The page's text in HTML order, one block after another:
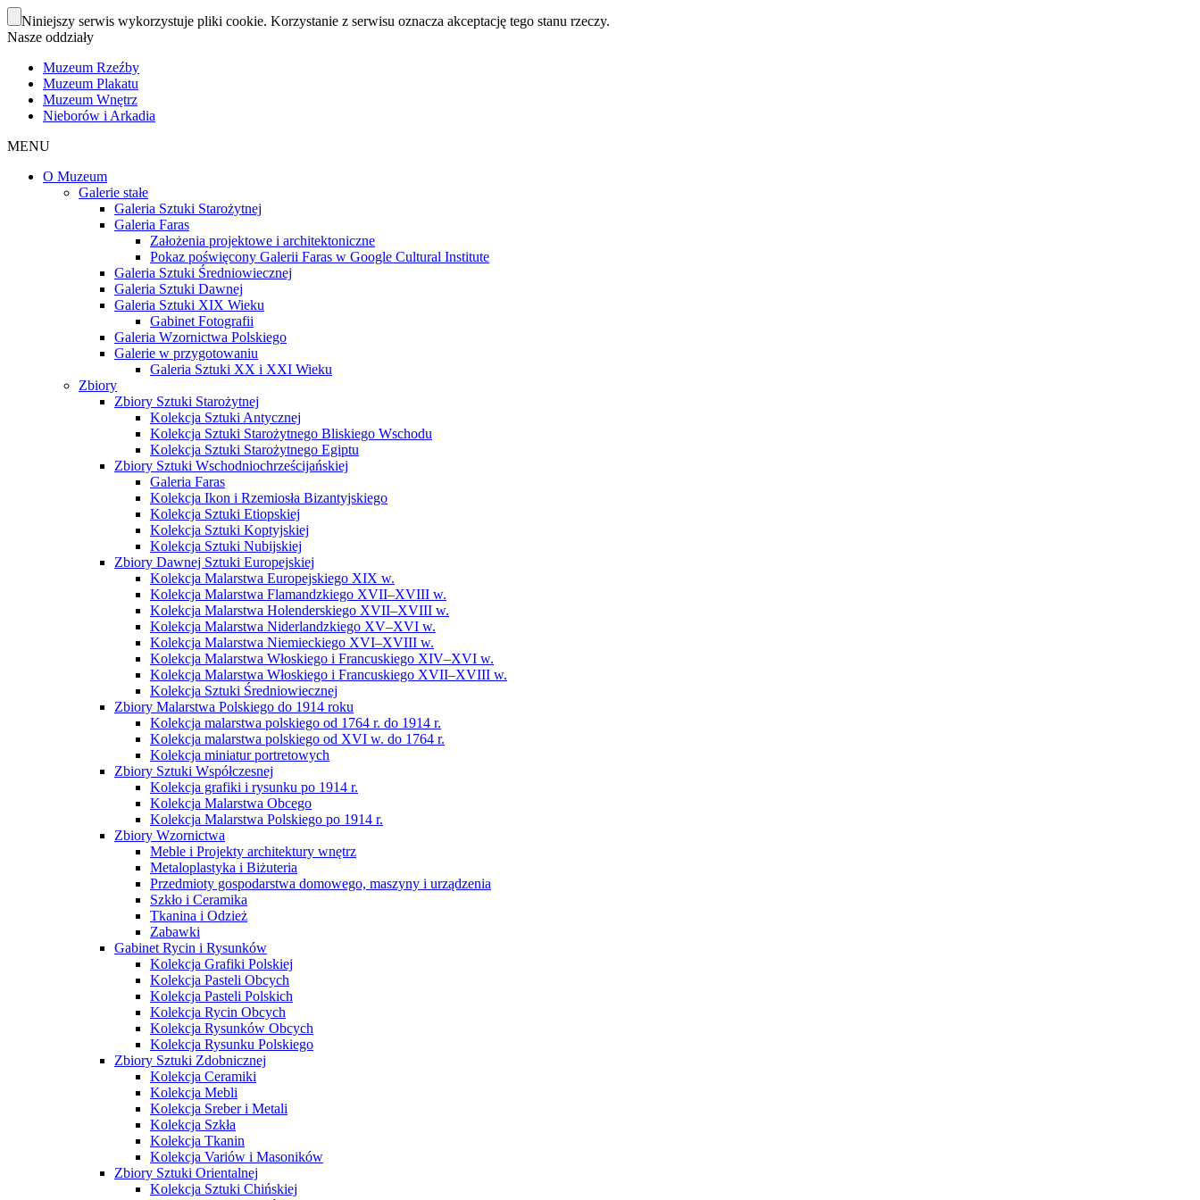
Niniejszy serwis wykorzystuje pliki cookie. Korzystanie z serwisu oznacza akceptację tego stanu rzeczy.
Nasze oddziały
Muzeum Rzeźby
Muzeum Plakatu
Muzeum Wnętrz
Nieborów i Arkadia
MENU
O Muzeum
Galerie stałe
Galeria Sztuki Starożytnej
Galeria Faras
Założenia projektowe i architektoniczne
Pokaz poświęcony Galerii Faras w Google Cultural Institute
Galeria Sztuki Średniowiecznej
Galeria Sztuki Dawnej
Galeria Sztuki XIX Wieku
Gabinet Fotografii
Galeria Wzornictwa Polskiego
Galerie w przygotowaniu
Galeria Sztuki XX i XXI Wieku
Zbiory
Zbiory Sztuki Starożytnej
Kolekcja Sztuki Antycznej
Kolekcja Sztuki Starożytnego Bliskiego Wschodu
Kolekcja Sztuki Starożytnego Egiptu
Zbiory Sztuki Wschodniochrześcijańskiej
Galeria Faras
Kolekcja Ikon i Rzemiosła Bizantyjskiego
Kolekcja Sztuki Etiopskiej
Kolekcja Sztuki Koptyjskiej
Kolekcja Sztuki Nubijskiej
Zbiory Dawnej Sztuki Europejskiej
Kolekcja Malarstwa Europejskiego XIX w.
Kolekcja Malarstwa Flamandzkiego XVII–XVIII w.
Kolekcja Malarstwa Holenderskiego XVII–XVIII w.
Kolekcja Malarstwa Niderlandzkiego XV–XVI w.
Kolekcja Malarstwa Niemieckiego XVI–XVIII w.
Kolekcja Malarstwa Włoskiego i Francuskiego XIV–XVI w.
Kolekcja Malarstwa Włoskiego i Francuskiego XVII–XVIII w.
Kolekcja Sztuki Średniowiecznej
Zbiory Malarstwa Polskiego do 1914 roku
Kolekcja malarstwa polskiego od 1764 r. do 1914 r.
Kolekcja malarstwa polskiego od XVI w. do 1764 r.
Kolekcja miniatur portretowych
Zbiory Sztuki Współczesnej
Kolekcja grafiki i rysunku po 1914 r.
Kolekcja Malarstwa Obcego
Kolekcja Malarstwa Polskiego po 1914 r.
Zbiory Wzornictwa
Meble i Projekty architektury wnętrz
Metaloplastyka i Biżuteria
Przedmioty gospodarstwa domowego, maszyny i urządzenia
Szkło i Ceramika
Tkanina i Odzież
Zabawki
Gabinet Rycin i Rysunków
Kolekcja Grafiki Polskiej
Kolekcja Pasteli Obcych
Kolekcja Pasteli Polskich
Kolekcja Rycin Obcych
Kolekcja Rysunków Obcych
Kolekcja Rysunku Polskiego
Zbiory Sztuki Zdobnicznej
Kolekcja Ceramiki
Kolekcja Mebli
Kolekcja Sreber i Metali
Kolekcja Szkła
Kolekcja Tkanin
Kolekcja Variów i Masoników
Zbiory Sztuki Orientalnej
Kolekcja Sztuki Chińskiej